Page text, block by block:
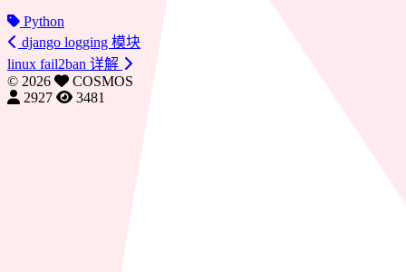
Python
django logging 模块
linux fail2ban 详解
© 2026
COSMOS
2927
3481